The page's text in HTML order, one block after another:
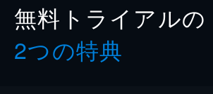
無料トライアルの
2つの特典